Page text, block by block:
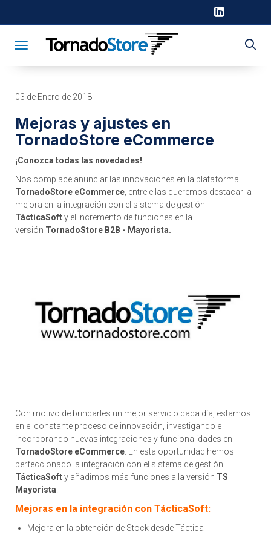
Toggle navigation
03 de Enero de 2018
Mejoras y ajustes en
TornadoStore eCommerce
¡Conozca todas las novedades!
Nos complace anunciar las innovaciones en la plataforma
TornadoStore eCommerce , entre ellas queremos destacar la
mejora en la integración con el sistema de gestión
TácticaSofty el incremento de funciones en la
versión TornadoStore B2B - Mayorista.
Con motivo de brindarles un mejor servicio cada día, estamos
en el constante proceso de innovación, investigando e
incorporando nuevas integraciones y funcionalidades en
TornadoStore eCommerce . En esta oportunidad hemos
perfeccionado la integración con el sistema de gestión
TácticaSofty añadimos más funciones a la versión TS
Mayorista
Mejoras en la integración con TácticaSoft:
Mejora en la obtención de Stock desde Táctica